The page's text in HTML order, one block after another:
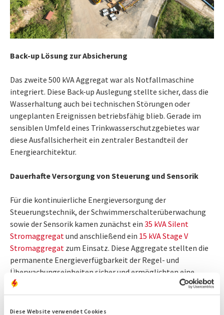
Diese Website verwendet Cookies
Back-up Lösung zur Absicherung
Das zweite 500 kVA Aggregat war als Notfallmaschine
integriert. Diese Back-up Auslegung stellte sicher, dass die
Wasserhaltung auch bei technischen Störungen oder
ungeplanten Ereignissen betriebsfähig blieb. Gerade im
sensiblen Umfeld eines Trinkwasserschutzgebietes war
diese Ausfallsicherheit ein zentraler Bestandteil der
Energiearchitektur.
Dauerhafte Versorgung von Steuerung und Sensorik
Für die kontinuierliche Energieversorgung der
Steuerungstechnik, der Schwimmerschalterüberwachung
sowie der Sensorik kamen zunächst ein 35 kVA Silent
Stromaggregat und anschließend ein 15 kVA Stage V
Stromaggregat zum Einsatz. Diese Aggregate stellten die
permanente Energieverfügbarkeit der Regel- und
Überwachungseinheiten sicher und ermöglichten eine
stabile, nachhaltige Schaltersteuerung vor Ort. Durch die
strukturierte Lastaufteilung zwischen der Grundversorgung
über das kleinere Aggregat und der bedarfsgesteuerten